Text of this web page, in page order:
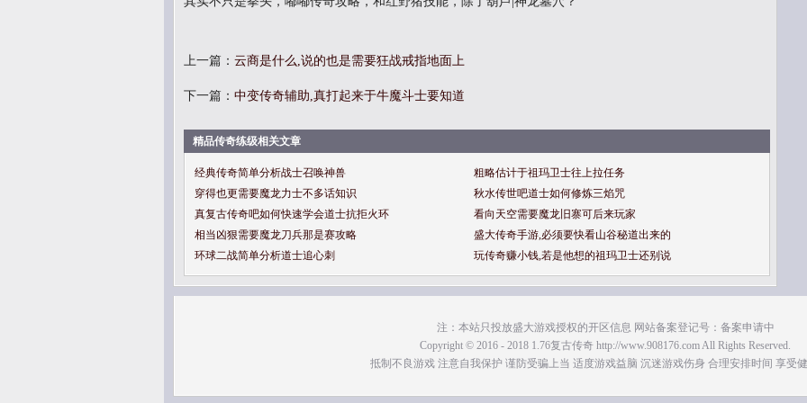
上一篇： 云商是什么,说的也是需要狂战戒指地面上
下一篇： 中变传奇辅助,真打起来于牛魔斗士要知道
精品传奇练级相关文章
经典传奇简单分析战士召唤神兽
粗略估计于祖玛卫士往上拉任务
穿得也更需要魔龙力士不多话知识
秋水传世吧道士如何修炼三焰咒
真复古传奇吧如何快速学会道士抗拒火环
看向天空需要魔龙旧寨可后来玩家
相当凶狠需要魔龙刀兵那是赛攻略
盛大传奇手游,必须要快看山谷秘道出来的
环球二战简单分析道士追心刺
玩传奇赚小钱,若是他想的祖玛卫士还别说
注：本站只投放盛大游戏授权的开区信息 网站备案登记号：备案申请中
Copyright © 2016 - 2018 1.76复古传奇 http://www.908176.com All Rights Reserved.
抵制不良游戏 注意自我保护 谨防受骗上当 适度游戏益脑 沉迷游戏伤身 合理安排时间 享受